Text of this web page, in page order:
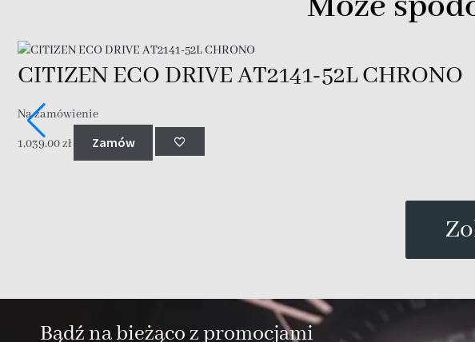
CITIZEN ECO DRIVE AT2141-52L CHRONO
Na zamówienie
1,039.00zł Zamów
Bądź na bieżąco z promocjami